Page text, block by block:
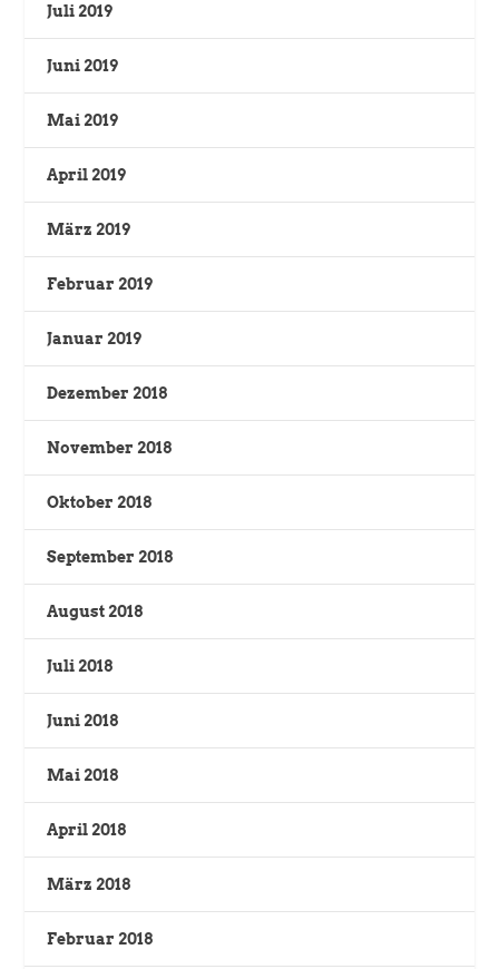
Juli 2019
Juni 2019
Mai 2019
April 2019
März 2019
Februar 2019
Januar 2019
Dezember 2018
November 2018
Oktober 2018
September 2018
August 2018
Juli 2018
Juni 2018
Mai 2018
April 2018
März 2018
Februar 2018